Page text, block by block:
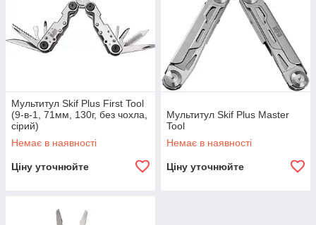
Мультитул Skif Plus First Tool
(9-в-1, 71мм, 130г, без чохла,
сірий)
Немає в наявності
Ціну уточнюйте
Мультитул Skif Plus Master
Tool
Немає в наявності
Ціну уточнюйте